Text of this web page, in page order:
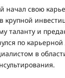
начал свою
крупной
таланту и
по карьерной
в